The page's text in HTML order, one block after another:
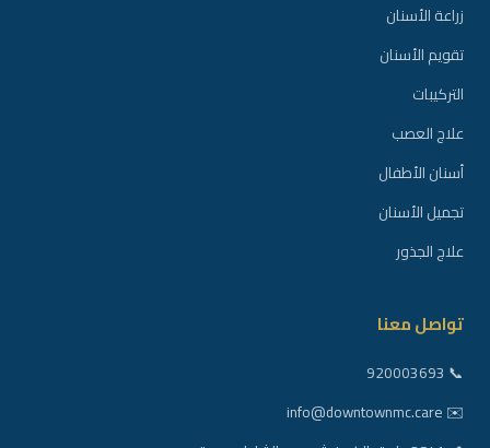
زراعة الأسنان
تقويم الأسنان
التركيبات
علاج العصب
أسنان الأطفال
تجميل الأسنان
علاج الجذور
تواصل معنا
📞 920003693
✉️ info@downtownmc.care